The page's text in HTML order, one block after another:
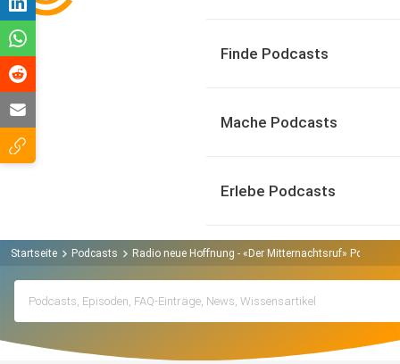
Finde Podcasts
Mache Podcasts
Erlebe Podcasts
Startseite Podcasts Radio neue Hoffnung - «Der Mitternachtsruf» Podcast